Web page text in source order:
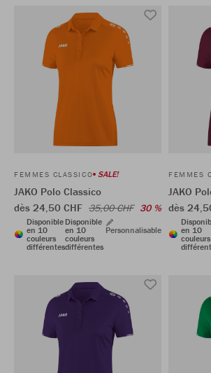
FEMMES CLASSICO SALE!
JAKO Polo Classico
dès 24,50 CHF 35,00 CHF 30 %
Disponible
en 10
couleurs
différentes
Disponible
en 10
couleurs
différentes
Personnalisable
FEMMES
JAKO
dès
en 10
couleurs